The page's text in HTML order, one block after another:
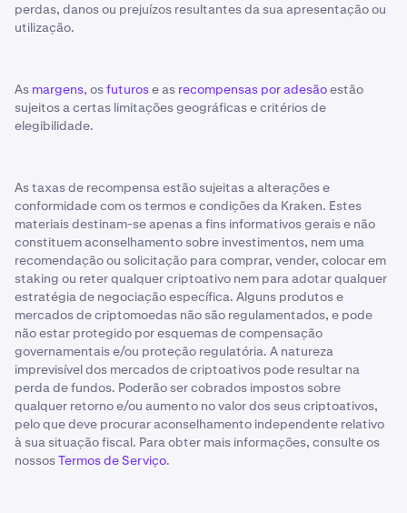
perdas, danos ou prejuízos resultantes da sua apresentação ou
utilização.
As margens, osfuturose as recompensas por adesãoestão
sujeitos a certas limitações geográficas e critérios de
elegibilidade.
As taxas de recompensa estão sujeitas a alterações e
conformidade com os termos e condições da Kraken. Estes
materiais destinam-se apenas a fins informativos gerais e não
constituem aconselhamento sobre investimentos, nem uma
recomendação ou solicitação para comprar, vender, colocar em
staking ou reter qualquer criptoativo nem para adotar qualquer
estratégia de negociação específica. Alguns produtos e
mercados de criptomoedas não são regulamentados, e pode
não estar protegido por esquemas de compensação
governamentais e/ou proteção regulatória. A natureza
imprevisível dos mercados de criptoativos pode resultar na
perda de fundos. Poderão ser cobrados impostos sobre
qualquer retorno e/ou aumento no valor dos seus criptoativos,
pelo que deve procurar aconselhamento independente relativo
à sua situação fiscal. Para obter mais informações, consulte os
nossosTermos de Serviço.